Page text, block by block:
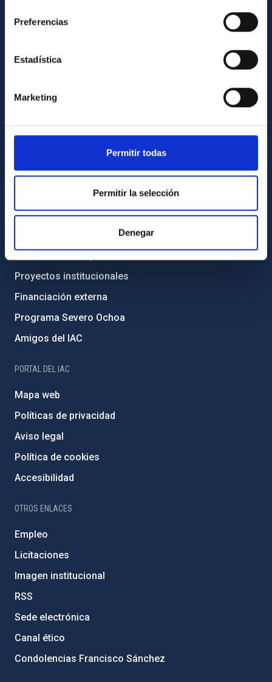
Preferencias
Estadística
Marketing
Permitir todas
Permitir la selección
Denegar
Directorio de personal
Registro general
INFORMACIÓN INSTITUCIONAL
Transparencia
Código ético y política antifraude
Igualdad y diversidad de género
Proyectos institucionales
Financiación externa
Programa Severo Ochoa
Amigos del IAC
PORTAL DEL IAC
Mapa web
Políticas de privacidad
Aviso legal
Política de cookies
Accesibilidad
OTROS ENLACES
Empleo
Licitaciones
Imagen institucional
RSS
Sede electrónica
Canal ético
Condolencias Francisco Sánchez